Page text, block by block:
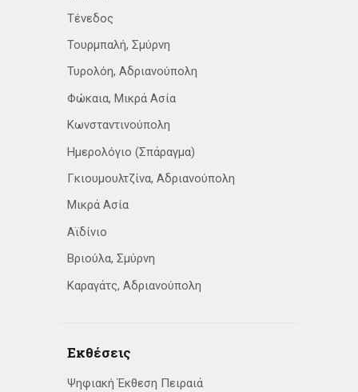
Τένεδος
Τουρμπαλή, Σμύρνη
Τυρολόη, Αδριανούπολη
Φώκαια, Μικρά Ασία
Κωνσταντινούπολη
Ημερολόγιο (Σπάραγμα)
Γκιουμουλτζίνα, Αδριανούπολη
Μικρά Ασία
Αϊδίνιο
Βριούλα, Σμύρνη
Καραγάτς, Αδριανούπολη
Εκθέσεις
Ψηφιακή Έκθεση Πειραιά